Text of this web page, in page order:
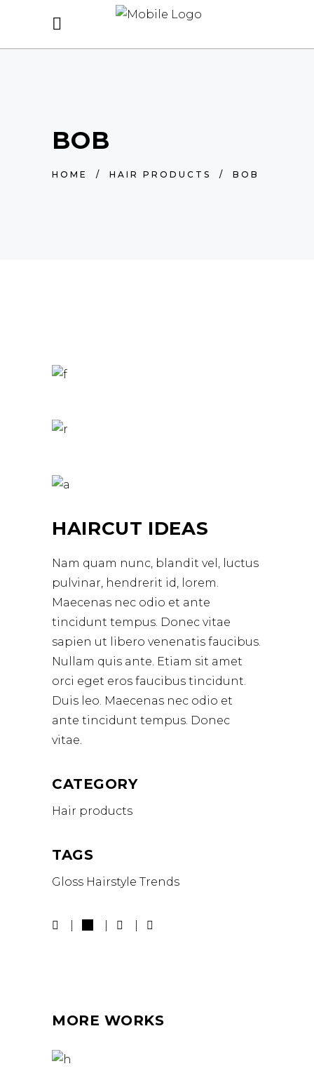
BOB
HOME / HAIR PRODUCTS / BOB
HAIRCUT IDEAS
Nam quam nunc, blandit vel, luctus
pulvinar, hendrerit id, lorem.
Maecenas nec odio et ante
tincidunt tempus. Donec vitae
sapien ut libero venenatis faucibus.
Nullam quis ante. Etiam sit amet
orci eget eros faucibus tincidunt.
Duis leo. Maecenas nec odio et
ante tincidunt tempus. Donec
vitae.
CATEGORY
Hair products
TAGS
Gloss Hairstyle Trends
MORE WORKS